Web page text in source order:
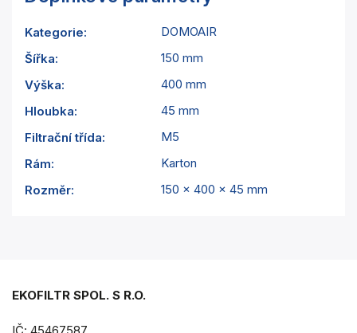
Kategorie:
DOMOAIR
Šířka:
150 mm
Výška:
400 mm
Hloubka:
45 mm
Filtrační třída:
M5
Rám:
Karton
Rozměr: 150 x 400 x 45 mm
EKOFILTR SPOL. S R.O.
IČ: 45467587